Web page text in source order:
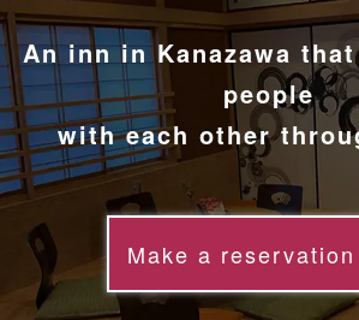
An inn in Kanazawa
people
with each other
Make a